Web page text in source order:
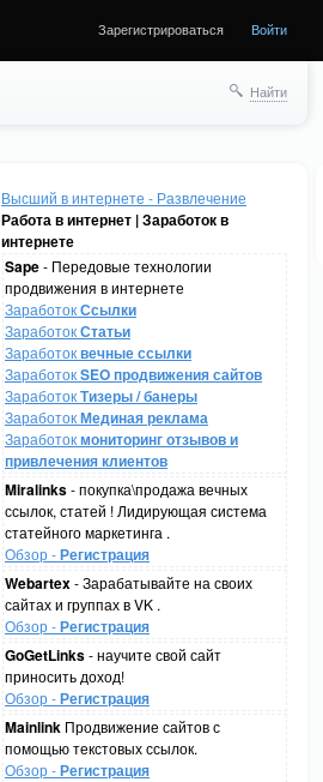
Зарегистрироваться Войти
Найти
Высший в интернете - Развлечение
Работа в интернет | Заработок в
интернете
Sape- Передовые технологии
продвижения в интернете
ЗаработокСсылки
ЗаработокСтатьи
Заработоквечные ссылки
ЗаработокSEO продвижения сайтов
ЗаработокТизеры / банеры
ЗаработокМединая реклама
Заработокмониторинг отзывов и
привлечения клиентов
Miralinks- покупка\продажа вечных
ссылок, статей ! Лидирующая система
статейного маркетинга .
Обзор -Регистрация
Webartex- Зарабатывайте на своих
сайтах и группах в VK .
Обзор -Регистрация
GoGetLinks- научите свой сайт
приносить доход!
Обзор -Регистрация
Mainlink Продвижение сайтов с
помощью текстовых ссылок.
Обзор -Регистрация